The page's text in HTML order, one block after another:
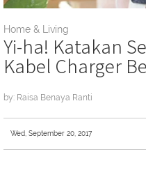
Home & Living
Yi-ha! Katakan
Kabel Charger
by: Raisa Benaya Ranti
Wed, September 20, 2017